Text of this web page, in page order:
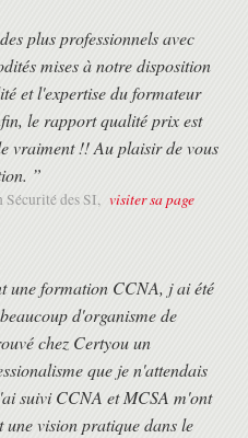
de la Qualité de Service
et introduire la virtualisation.
réseau et de réseau
de réseau intelligentes telles
et SD-WAN.
de l’IOS.
RÉSEAU
pour la sécurité.
contre les menaces.
et de leur accès
plus professionnels avec
mises à notre disposition
et l'expertise du formateur
le rapport qualité prix est
vraiment !! Au plaisir de vous
”
Sécurité des SI, visiter sa page
une formation CCNA, j ai été
d'organisme de
chez Certyou un
que je n'attendais
suivi CCNA et MCSA m'ont
une vision pratique dans le